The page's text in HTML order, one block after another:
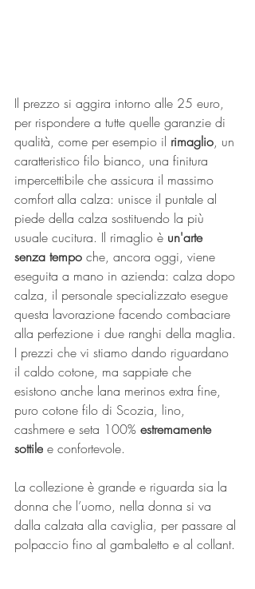
Il prezzo si aggira intorno alle 25 euro,
per rispondere a tutte quelle garanzie di
qualità, come per esempio il rimaglio, un
caratteristico filo bianco, una finitura
impercettibile che assicura il massimo
comfort alla calza: unisce il puntale al
piede della calza sostituendo la più
usuale cucitura. Il rimaglio è un'arte
senza tempo che, ancora oggi, viene
eseguita a mano in azienda: calza dopo
calza, il personale specializzato esegue
questa lavorazione facendo combaciare
alla perfezione i due ranghi della maglia.
I prezzi che vi stiamo dando riguardano
il caldo cotone, ma sappiate che
esistono anche lana merinos extra fine,
puro cotone filo di Scozia, lino,
cashmere e seta 100% estremamente
sottile e confortevole.
La collezione è grande e riguarda sia la
donna che l’uomo, nella donna si va
dalla calzata alla caviglia, per passare al
polpaccio fino al gambaletto e al collant.